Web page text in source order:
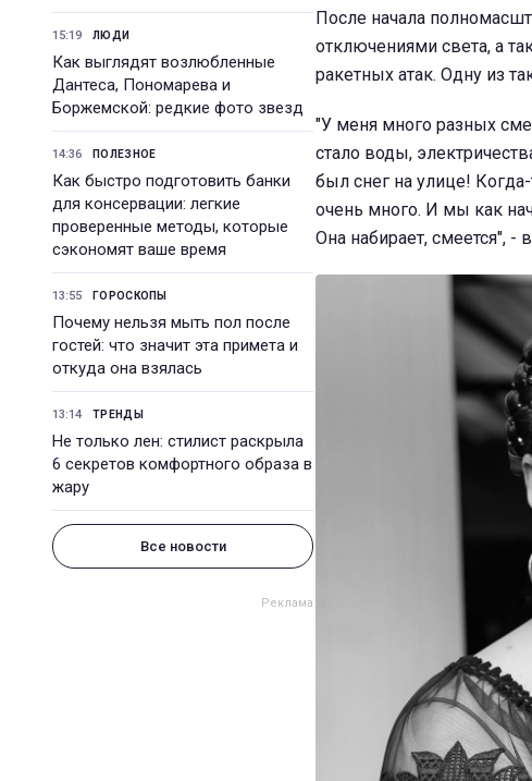
15:19 ЛЮДИ
Как выглядят возлюбленные
Дантеса, Пономарева и
Боржемской: редкие фото звезд
14:36 ПОЛЕЗНОЕ
Как быстро подготовить банки
для консервации: легкие
проверенные методы, которые
сэкономят ваше время
13:55 ГОРОСКОПЫ
Почему нельзя мыть пол после
гостей: что значит эта примета и
откуда она взялась
13:14 ТРЕНДЫ
Не только лен: стилист раскрыла
6 секретов комфортного образа в
жару
Все новости
После начала
отключениями света, а
ракетных атак. Одну из
"У меня много разных
стало воды,
был снег на улице!
очень много. И мы как
Она набирает, смеется", -